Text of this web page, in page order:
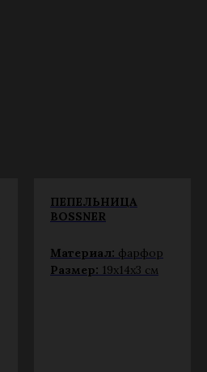
ПЕПЕЛЬНИЦА
BOSSNER
Материал: фарфор
Размер: 19х14х3 см